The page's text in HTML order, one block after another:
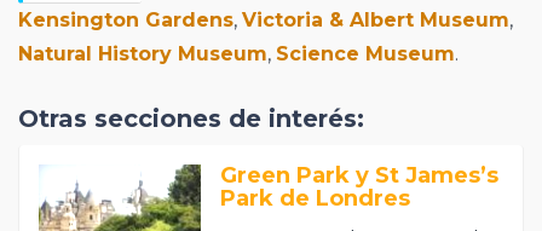
Kensington Gardens, Victoria & Albert Museum,
Natural History Museum, Science Museum.
Otras secciones de interés:
Green Park y St James’s
Park de Londres